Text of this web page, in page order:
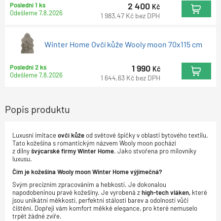
Poslední 1 ks
Odešleme7.8.2026
2 400 Kč
1 983,47 Kč bez DPH
Winter Home Ovčí kůže Wooly moon 70x115 cm
Poslední 2 ks
Odešleme7.8.2026
1 990 Kč
1 644,63 Kč bez DPH
Popis produktu
Luxusní imitaceovčí kůžeod světové špičky v oblasti bytového textilu.
Tato kožešina s romantickým názvem Wooly moon pochází
z dílnyšvýcarské firmy Winter Home. Jako stvořena pro milovníky
luxusu.
Čím je kožešina Wooly moon Winter Home výjimečná?
Svým precizním zpracováním a hebkostí. Je dokonalou
napodobeninou pravé kožešiny. Je vyrobená zhigh-tech vláken, které
jsou unikátní měkkostí, perfektní stálostí barev a odolností vůči
čištění. Dopřejí vám komfort měkké elegance, pro které nemuselo
trpět žádné zvíře.